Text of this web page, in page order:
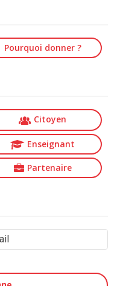
Pourquoi donner ?
Citoyen
Enseignant
Partenaire